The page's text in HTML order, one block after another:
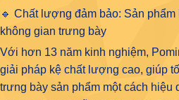
🔹 Chất lượng đảm bảo: Sản
không gian trưng bày
Với hơn 13 năm kinh nghiệm,
giải pháp kệ chất lượng cao, giúp
trưng bày sản phẩm một cách hiệu